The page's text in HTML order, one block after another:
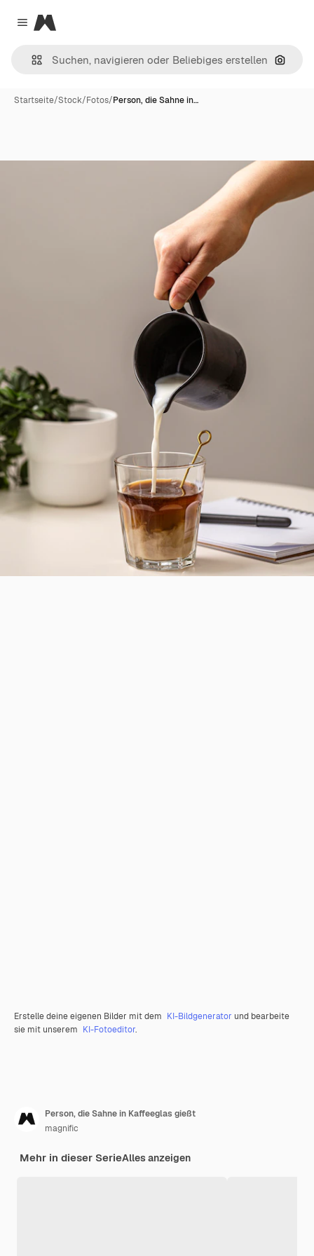
Close menu
Magnific
Nach
Startseite/Stock/Fotos/Person, die Sahne in…
Erstelle deine eigenen Bilder mit dem KI-Bildgenerator und bearbeite
sie mit unserem KI-Fotoeditor.
Person, die Sahne in Kaffeeglas gießt
magnific
Mehr in dieser SerieAlles anzeigen